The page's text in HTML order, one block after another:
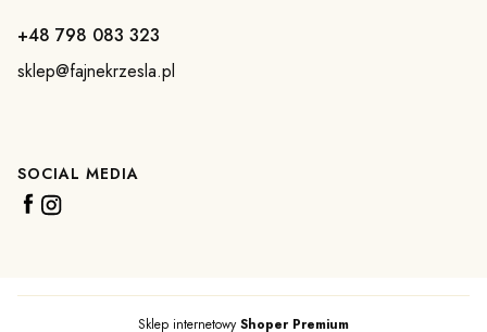
+48 798 083 323
sklep@fajnekrzesla.pl
SOCIAL MEDIA
Sklep internetowyShoper Premium